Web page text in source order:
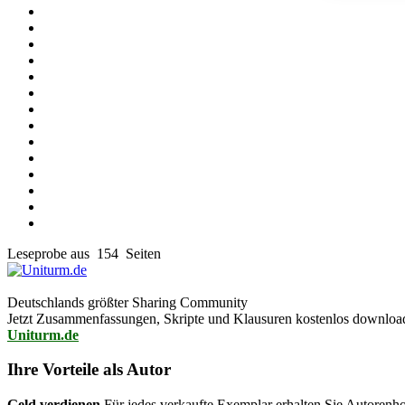
Leseprobe aus 154 Seiten
Deutschlands größter Sharing Community
Jetzt Zusammenfassungen, Skripte und Klausuren kostenlos
Uniturm.de
Ihre Vorteile als Autor